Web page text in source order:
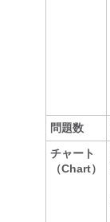
問題数
チャート
（Chart）